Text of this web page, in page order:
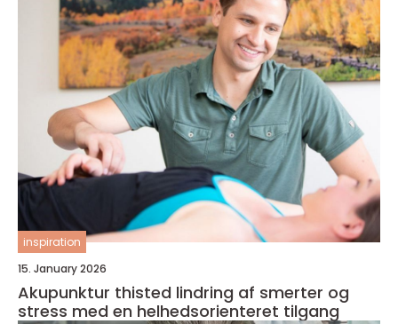
inspiration
15. January 2026
Akupunktur thisted lindring af smerter og
stress med en helhedsorienteret tilgang